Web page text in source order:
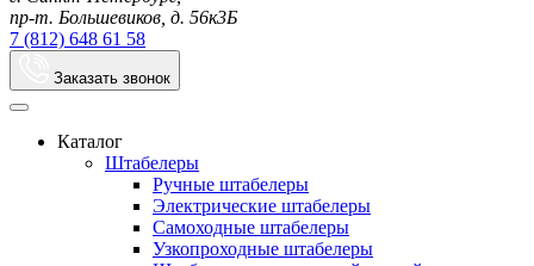
пр-т. Большевиков, д. 56к3Б
7 (812) 648 61 58
Заказать звонок
Каталог
Штабелеры
Ручные штабелеры
Электрические штабелеры
Самоходные штабелеры
Узкопроходные штабелеры